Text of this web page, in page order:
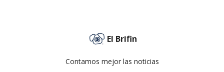
El Brifin
Contamos mejor las noticias